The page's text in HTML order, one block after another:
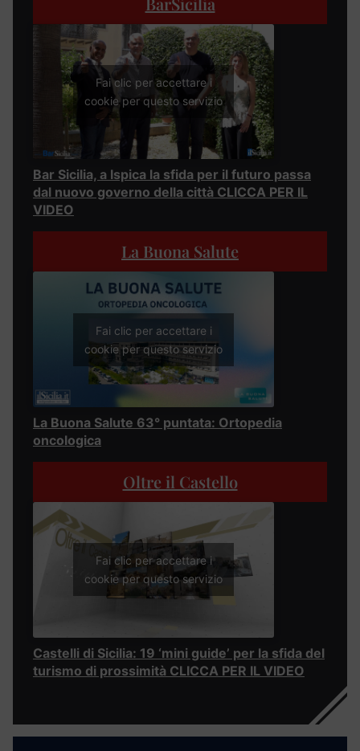
Fai clic per accettare i
cookie per questo servizio
Bar Sicilia, a Ispica la sfida per il futuro passa
dal nuovo governo della città CLICCA PER IL
VIDEO
La Buona Salute
Fai clic per accettare i
cookie per questo servizio
La Buona Salute 63° puntata: Ortopedia
oncologica
Oltre il Castello
Fai clic per accettare i
cookie per questo servizio
Castelli di Sicilia: 19 ‘mini guide’ per la sfida del
turismo di prossimità CLICCA PER IL VIDEO